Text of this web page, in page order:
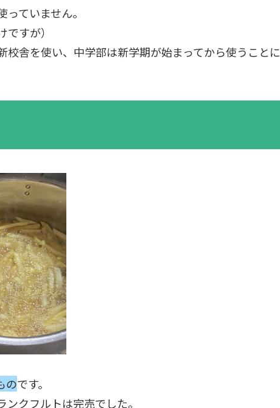
ていません。
すが）
舎を使い、中学部は新学期が始まってから使うことに
のです。
クフルトは完売でした。